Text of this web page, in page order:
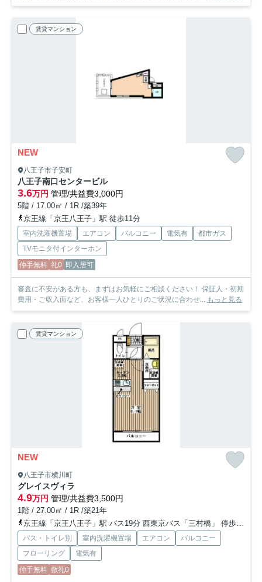
賃貸マンション
NEW
八王子市子安町
八王子南口センタービル
3.6万円 管理/共益費3,000円
5階 / 17.00㎡ / 1R /築39年
京王線「京王八王子」駅 徒歩11分
室内洗濯機置場 エアコン バルコニー 電気有
都市ガス
TVモニタ付インターホン
仲手無料 礼0 即入居可
審査に不安がある方も、まずはお気軽にご相談ください！ 保証人・初期
費用・ご収入面など、お客様一人ひとりのご状況に合わせ... もっと見る
賃貸マンション
NEW
八王子市横川町
グレイスヴィラ
4.9万円 管理/共益費3,500円
1階 / 27.00㎡ / 1R /築21年
京王線「京王八王子」駅 バス19分 西東京バス「三村橋」 停歩2分
バス・トイレ別 室内洗濯機置場 エアコン
バルコニー
フローリング
電気有
仲手無料 敷礼0